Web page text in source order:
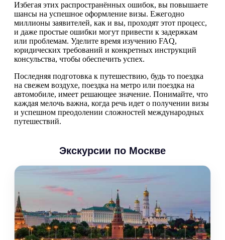
Избегая этих распространённых ошибок, вы повышаете
шансы на успешное оформление визы. Ежегодно
миллионы заявителей, как и вы, проходят этот процесс,
и даже простые ошибки могут привести к задержкам
или проблемам. Уделите время изучению FAQ,
юридических требований и конкретных инструкций
консульства, чтобы обеспечить успех.
Последняя подготовка к путешествию, будь то поездка
на свежем воздухе, поездка на метро или поездка на
автомобиле, имеет решающее значение. Понимайте, что
каждая мелочь важна, когда речь идет о получении визы
и успешном преодолении сложностей международных
путешествий.
Экскурсии по Москве